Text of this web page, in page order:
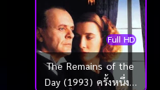
Full HD
The Remains of the
Day (1993) ครั้งหนึ่งที่